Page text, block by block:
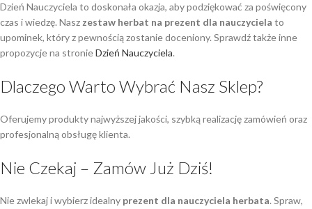
Dzień Nauczyciela to doskonała okazja, aby podziękować za poświęcony
czas i wiedzę. Naszzestaw herbat na prezent dla nauczyciela to
upominek, który z pewnością zostanie doceniony. Sprawdź także inne
propozycje na stronieDzień Nauczyciela.
Dlaczego Warto Wybrać Nasz Sklep?
Oferujemy produkty najwyższej jakości, szybką realizację zamówień oraz
profesjonalną obsługę klienta.
Nie Czekaj – Zamów Już Dziś!
Nie zwlekaj i wybierz idealny prezent dla nauczyciela herbata. Spraw,